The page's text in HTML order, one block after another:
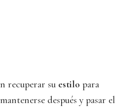
recuperar su estilo para
después y pasar el